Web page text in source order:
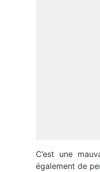
C’est une
également de